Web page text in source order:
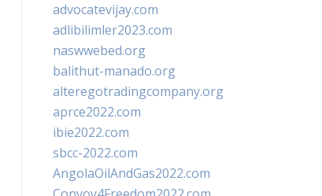
advocatevijay.com
adlibilimler2023.com
naswwebed.org
balithut-manado.org
alteregotradingcompany.org
aprce2022.com
ibie2022.com
sbcc-2022.com
AngolaOilAndGas2022.com